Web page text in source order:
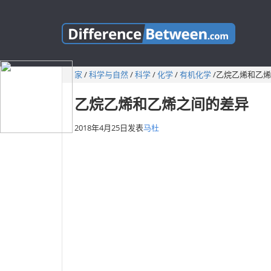
家 /科学与自然/科学/化学/有机化学/乙烷乙烯和乙
乙烷乙烯和乙烯之间的差异
2018年4月25日发表马杜